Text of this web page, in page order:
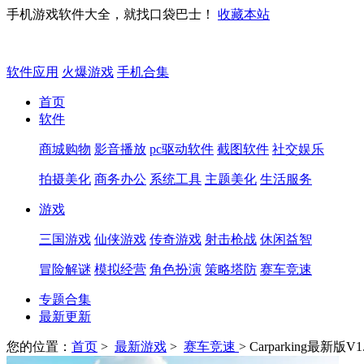
手机游戏软件大全，就找口袋巴士！ 收藏本站
软件应用 火爆游戏 手机合集
首页
软件
商城购物 影音播放 pc驱动软件 截图软件 社交娱乐
拍摄美化 商务办公 系统工具 主题美化 生活服务
游戏
三国游戏 仙侠游戏 传奇游戏 射击枪战 休闲益智
冒险解谜 模拟经营 角色扮演 策略塔防 赛车竞速
专题合集
最新更新
您的位置： 首页 > 最新游戏 > 赛车竞速 > Carparking最新版